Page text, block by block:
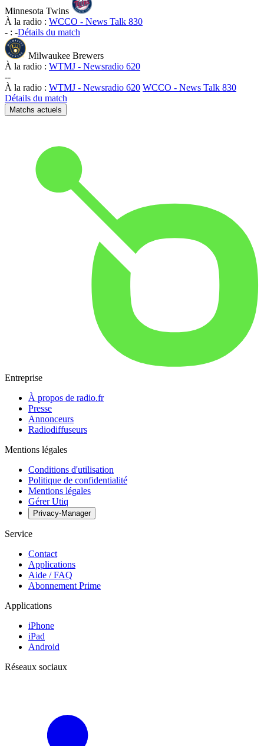
Minnesota Twins
À la radio : WCCO - News Talk 830
- : -Détails du match
Milwaukee Brewers
À la radio : WTMJ - Newsradio 620
--
À la radio : WTMJ - Newsradio 620 WCCO - News Talk 830
Détails du match
Matchs actuels
Entreprise
À propos de radio.fr
Presse
Annonceurs
Radiodiffuseurs
Mentions légales
Conditions d'utilisation
Politique de confidentialité
Mentions légales
Gérer Utiq
Privacy-Manager
Service
Contact
Applications
Aide / FAQ
Abonnement Prime
Applications
iPhone
iPad
Android
Réseaux sociaux